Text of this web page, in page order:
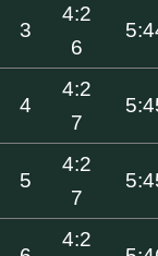
3
4:2
6
4
4:2
7
5
4:2
7
4:2